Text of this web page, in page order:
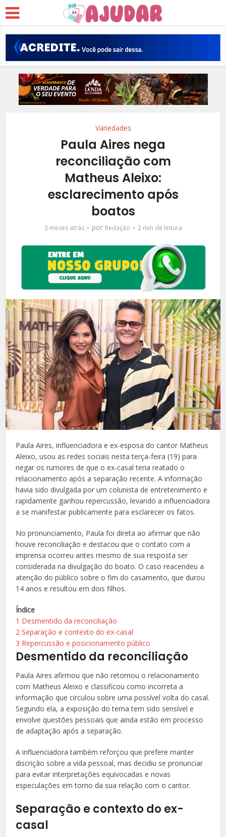
Variedades
Paula Aires nega
reconciliação com
Matheus Aleixo:
esclarecimento após
boatos
3 meses atrás por Redação 2 min de leitura
Paula Aires, influenciadora e ex-esposa do cantor Matheus
Aleixo, usou as redes sociais nesta terça-feira (19) para
negar os rumores de que o ex-casal teria reatado o
relacionamento após a separação recente. A informação
havia sido divulgada por um colunista de entretenimento e
rapidamente ganhou repercussão, levando a influenciadora
a se manifestar publicamente para esclarecer os fatos.
No pronunciamento, Paula foi direta ao afirmar que não
houve reconciliação e destacou que o contato com a
imprensa ocorreu antes mesmo de sua resposta ser
considerada na divulgação do boato. O caso reacendeu a
atenção do público sobre o fim do casamento, que durou
14 anos e resultou em dois filhos.
Índice
1 Desmentido da reconciliação
2 Separação e contexto do ex-casal
3 Repercussão e posicionamento público
Desmentido da reconciliação
Paula Aires afirmou que não retomou o relacionamento
com Matheus Aleixo e classificou como incorreta a
informação que circulou sobre uma possível volta do casal.
Segundo ela, a exposição do tema tem sido sensível e
envolve questões pessoais que ainda estão em processo
de adaptação após a separação.
A influenciadora também reforçou que prefere manter
discrição sobre a vida pessoal, mas decidiu se pronunciar
para evitar interpretações equivocadas e novas
especulações em torno da sua relação com o cantor.
Separação e contexto do ex-
casal